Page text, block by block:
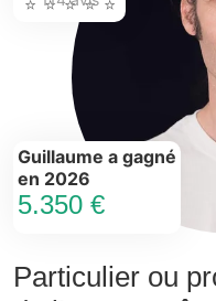
Particulier ou
Guillaume a gagné
en 2026
5.350 €